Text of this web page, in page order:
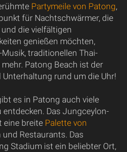
Partymeile von Patong,
für Nachtschwärmer, die
die vielfältigen
genießen möchten,
traditionellen Thai-
Patong Beach ist der
Unterhaltung rund um die Uhr!
es in Patong auch viele
Das Jungceylon-
eine breite Palette von
und Restaurants. Das
Stadium ist ein beliebter Ort,